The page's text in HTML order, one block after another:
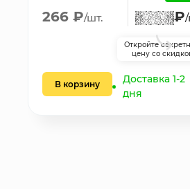
266 ₽/шт. ₽
Откройте
цену со
В корзину
Доставка 1-2
дня